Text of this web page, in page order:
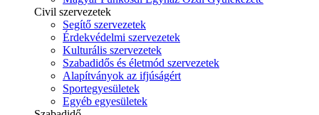
Civil szervezetek
Segítő szervezetek
Érdekvédelmi szervezetek
Kulturális szervezetek
Szabadidős és életmód szervezetek
Alapítványok az ifjúságért
Sportegyesületek
Egyéb egyesületek